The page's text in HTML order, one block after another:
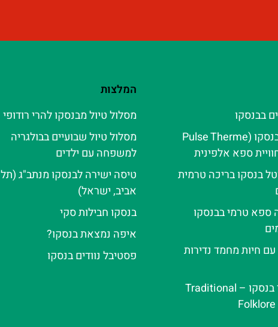
בבנסקו
פולס טרמה בנסקו (Pulse Therme
בנסקו בריכה טרמית
ספא טרמי בבנסקו
חיות מחמד נדירות
ערב פולקלור בנסקו – Traditional
המלצות
מסלול טיול מבנסקו להרי רודופי
מסלול טיול שבועיים בבולגריה
למשפחה עם ילדים
טיסה ישירה לבנסקו מנתב"ג (תל
אביב, ישראל)
בנסקו חבילות סקי
איפה נמצאת בנסקו?
פסטיבל נוודים בנסקו